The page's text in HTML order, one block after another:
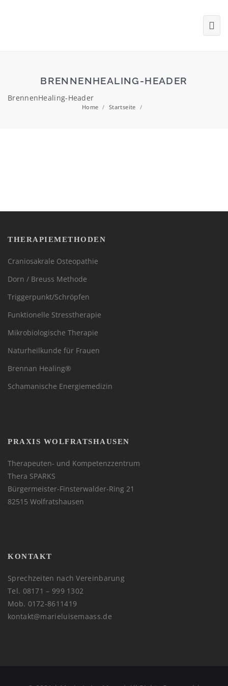
BRENNENHEALING-HEADER
BrennenHealing-Header
Home / Startseite /
THERAPIEMETHODEN
Craniosakrale Osteopathie
Dorn / Breuss Methode
Triggerpunkt/Schröpfen
Funktionelle Stresstherapie
Mikrobiologische Therapie
Naturheilkunde für Frauen
Brennan Healing®
Schamanische Energiemedizin
PRAXIS WOLFRATSHAUSEN
Therapeuten- und Kompetenzzentrum
Thera SPARKS
Bürgermeister-Finsterwalder-Ring 21
82515 Wolfratshausen
KONTAKT
Sprechzeiten nach Vereinbarung
Tel. 08171 – 999 1302
Mob. 0172-8611419
kontakt@marieluisemaass.de